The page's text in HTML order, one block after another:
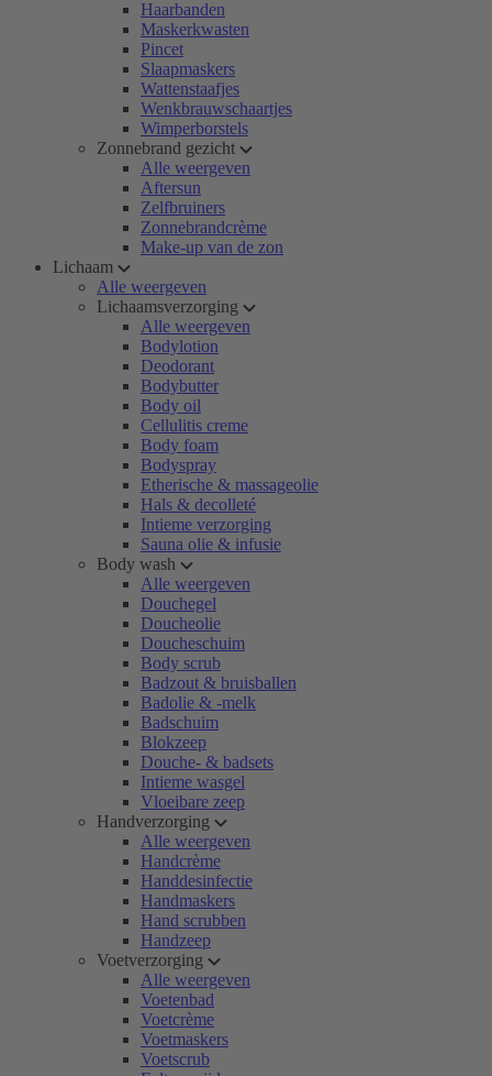
Haarbanden
Maskerkwasten
Pincet
Slaapmaskers
Wattenstaafjes
Wenkbrauwschaartjes
Wimperborstels
Zonnebrand gezicht
Alle weergeven
Aftersun
Zelfbruiners
Zonnebrandcrème
Make-up van de zon
Lichaam
Alle weergeven
Lichaamsverzorging
Alle weergeven
Bodylotion
Deodorant
Bodybutter
Body oil
Cellulitis creme
Body foam
Bodyspray
Etherische & massageolie
Hals & decolleté
Intieme verzorging
Sauna olie & infusie
Body wash
Alle weergeven
Douchegel
Doucheolie
Doucheschuim
Body scrub
Badzout & bruisballen
Badolie & -melk
Badschuim
Blokzeep
Douche- & badsets
Intieme wasgel
Vloeibare zeep
Handverzorging
Alle weergeven
Handcrème
Handdesinfectie
Handmaskers
Hand scrubben
Handzeep
Voetverzorging
Alle weergeven
Voetenbad
Voetcrème
Voetmaskers
Voetscrub